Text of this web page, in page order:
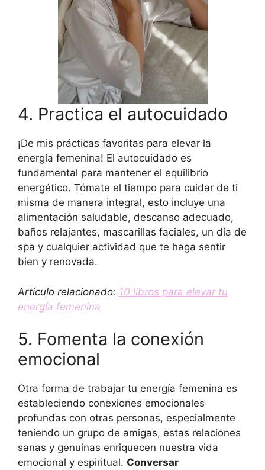
4. Practica el autocuidado
¡De mis prácticas favoritas para elevar la
energía femenina! El autocuidado es
fundamental para mantener el equilibrio
energético. Tómate el tiempo para cuidar de ti
misma de manera integral, esto incluye una
alimentación saludable, descanso adecuado,
baños relajantes, mascarillas faciales, un día de
spa y cualquier actividad que te haga sentir
bien y renovada.
Artículo relacionado: 10 libros para elevar tu
energía femenina
5. Fomenta la conexión
emocional
Otra forma de trabajar tu energía femenina es
estableciendo conexiones emocionales
profundas con otras personas, especialmente
teniendo un grupo de amigas, estas relaciones
sanas y genuinas enriquecen nuestra vida
emocional y espiritual. Conversar